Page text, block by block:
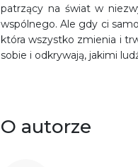
patrzący na świat w
wspólnego. Ale gdy ci
która wszystko zmienia i
sobie i odkrywają, jakimi
O autorze